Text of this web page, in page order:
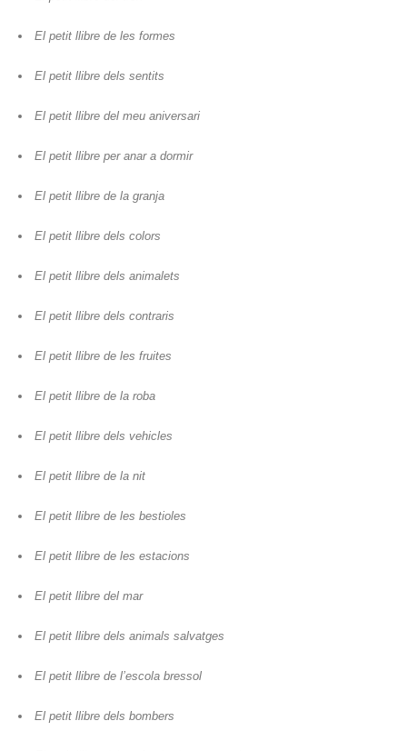
El petit llibre de les formes
El petit llibre dels sentits
El petit llibre del meu aniversari
El petit llibre per anar a dormir
El petit llibre de la granja
El petit llibre dels colors
El petit llibre dels animalets
El petit llibre dels contraris
El petit llibre de les fruites
El petit llibre de la roba
El petit llibre dels vehicles
El petit llibre de la nit
El petit llibre de les bestioles
El petit llibre de les estacions
El petit llibre del mar
El petit llibre dels animals salvatges
El petit llibre de l’escola bressol
El petit llibre dels bombers